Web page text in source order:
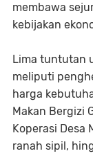
membawa
kebijakan
Lima tuntutan
meliputi
harga
Makan Bergizi
Koperasi Desa
ranah sipil,